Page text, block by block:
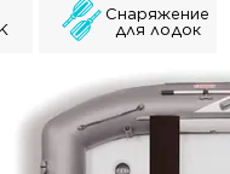
Снаряжение
для лодок